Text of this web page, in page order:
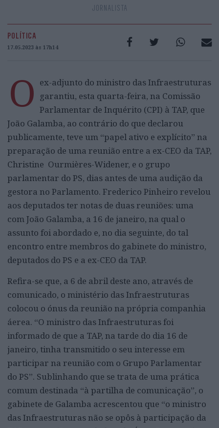
JORNALISTA
POLÍTICA
17.05.2023 às 17h14
O ex-adjunto do ministro das Infraestruturas
garantiu, esta quarta-feira, na Comissão
Parlamentar de Inquérito (CPI) à TAP, que
João Galamba, ao contrário do que declarou
publicamente, teve um “papel ativo e explícito” na
preparação de uma reunião entre a ex-CEO da TAP,
Christine Ourmières-Widener, e o grupo
parlamentar do PS, dias antes de uma audição da
gestora no Parlamento. Frederico Pinheiro revelou
aos deputados ter notas de duas reuniões: uma
com João Galamba, a 16 de janeiro, na qual o
assunto foi abordado e, no dia seguinte, do tal
encontro entre membros do gabinete do ministro,
deputados do PS e a ex-CEO da TAP.
Refira-se que, a 6 de abril deste ano, através de
comunicado, o ministério das Infraestruturas
colocou o ónus da reunião na própria companhia
áerea. “O ministro das Infraestruturas foi
informado de que a TAP, na tarde do dia 16 de
janeiro, tinha transmitido o seu interesse em
participar na reunião com o Grupo Parlamentar
do PS”. Sublinhando que se trata de uma prática
comum destinada “à partilha de comunicação”, o
gabinete de Galamba acrescentou que “o ministro
das Infraestruturas não se opôs à participação da